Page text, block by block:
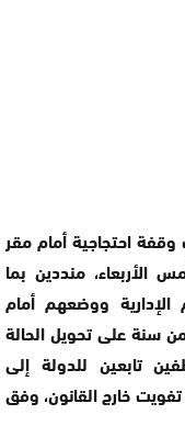
احتجاجية أمام مقر
الأربعاء، منددين بما
الإدارية ووضعهم أمام
سنة على تحويل الحالة
من موظفين تابعين للدولة إلى
خارج القانون، وفق